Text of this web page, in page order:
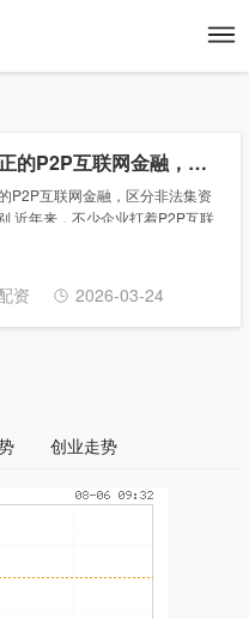
解读真正的P2P互联网金融，区分非法集资与P2P区别
P2P互联网金融，区分非法集资
近年来，不少企业打着P2P互联
最终项目方跑路、公司倒闭，投
资 2026-03-24
创业走势